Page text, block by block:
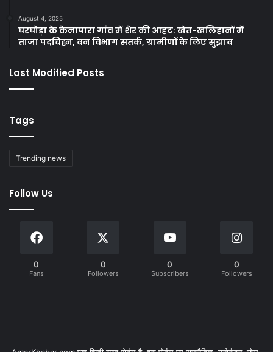
August 4, 2025
घरघोड़ा के केनापारा गांव में शेर की आहट: खेत-खलिहानों में
ताजा पदचिह्न, वन विभाग सतर्क, ग्रामीणों के लिए सुझाव
Last Modified Posts
Tags
Trending news
Follow Us
0
Fans
0
Followers
0
Subscribers
0
Followers